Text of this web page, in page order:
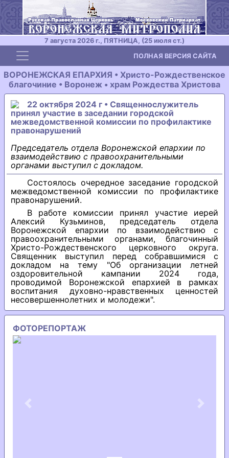
7 августа 2026 г., ПЯТНИЦА, (25 июля ст.)
Toggle navigation ПОЛНАЯ ВЕРСИЯ САЙТА
ВОРОНЕЖСКАЯ ЕПАРХИЯ • Христо-Рождественское
благочиние • Воронеж • храм Рождества Христова
22 октября 2024 г • Священнослужитель
принял участие в заседании городской
межведомственной комиссии по профилактике
правонарушений
Председатель отдела Воронежской епархии по
взаимодействию с правоохранительными
органами выступил с докладом.
Состоялось очередное заседание городской
межведомственной комиссии по профилактике
правонарушений.
В работе комиссии принял участие иерей
Алексий Кузьминов, председатель отдела
Воронежской епархии по взаимодействию с
правоохранительными органами, благочинный
Христо-Рождественского церковного округа.
Священник выступил перед собравшимися с
докладом на тему "Об организации летней
оздоровительной кампании 2024 года,
проводимой Воронежской епархией в рамках
воспитания духовно-нравственных ценностей
несовершеннолетних и молодежи".
ФОТОРЕПОРТАЖ
Previous Next